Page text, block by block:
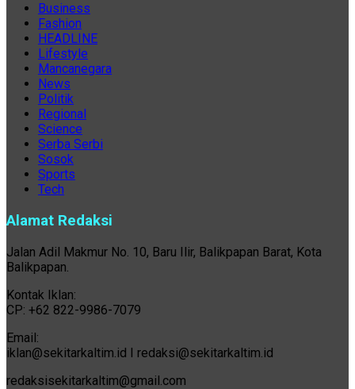
Business
Fashion
HEADLINE
Lifestyle
Mancanegara
News
Politik
Regional
Science
Serba Serbi
Sosok
Sports
Tech
Alamat Redaksi
Jalan Adil Makmur No. 10, Baru Ilir, Balikpapan Barat, Kota
Balikpapan.
Kontak Iklan:
CP: +62 822-9986-7079
Email:
iklan@sekitarkaltim.id I redaksi@sekitarkaltim.id
redaksisekitarkaltim@gmail.com